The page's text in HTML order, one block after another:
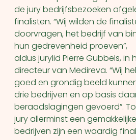
de jury bedrijfsbezoeken
finalisten. “Wij wilden de
doorvragen, het bedrijf van
hun gedrevenheid proeven”,
aldus jurylid Pierre Gubbels, in
directeur van Medireva. “Wij
goed en grondig beeld
drie bedrijven en op basis
beraadslagingen gevoerd”.
jury allerminst een
bedrijven zijn een waardig